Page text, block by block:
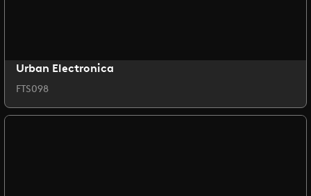
Urban Electronica
FTS098